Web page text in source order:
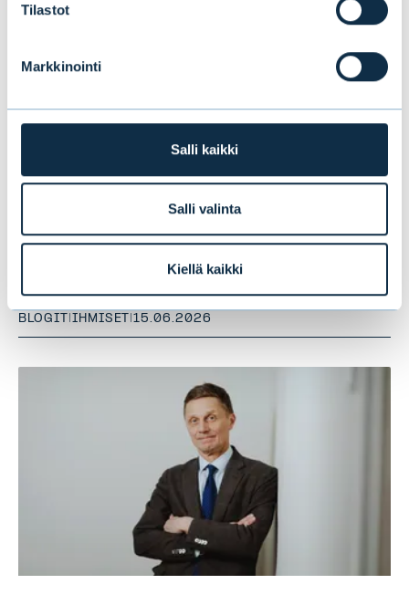
Tilastot
Markkinointi
Salli kaikki
Salli valinta
Kiellä kaikki
varainhoitajalta?
BLOGIT IHMISET |15.06.2026